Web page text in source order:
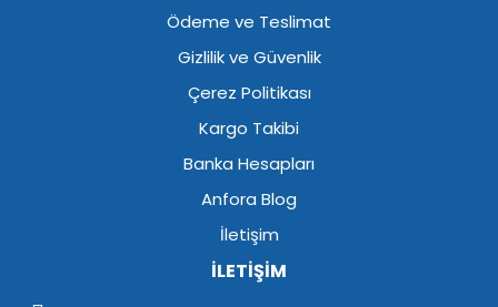
Ödeme ve Teslimat
Gizlilik ve Güvenlik
Çerez Politikası
Kargo Takibi
Banka Hesapları
Anfora Blog
İletişim
İLETİŞİM